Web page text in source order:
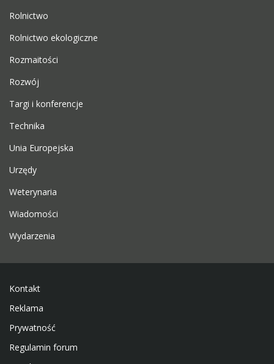
Rolnictwo
Rolnictwo ekologiczne
Rozmaitości
Rozwój
Targi i konferencje
Technika
Unia Europejska
Urzędy
Weterynaria
Wiadomości
Wydarzenia
Kontakt
Reklama
Prywatność
Regulamin forum